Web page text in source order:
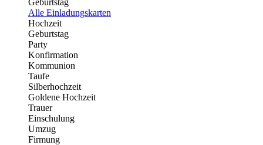
Geburtstag
Alle Einladungskarten
Hochzeit
Geburtstag
Party
Konfirmation
Kommunion
Taufe
Silberhochzeit
Goldene Hochzeit
Trauer
Einschulung
Umzug
Firmung